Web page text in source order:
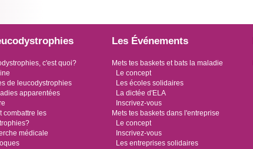
c'est quoi?
de leucodystrophies
apparentées
combattre les
médicale
Les Événements
Mets tes baskets et bats la maladie
Le concept
Les écoles solidaires
La dictée d'ELA
Inscrivez-vous
Mets tes baskets dans l'entreprise
Le concept
Inscrivez-vous
Les entreprises solidaires